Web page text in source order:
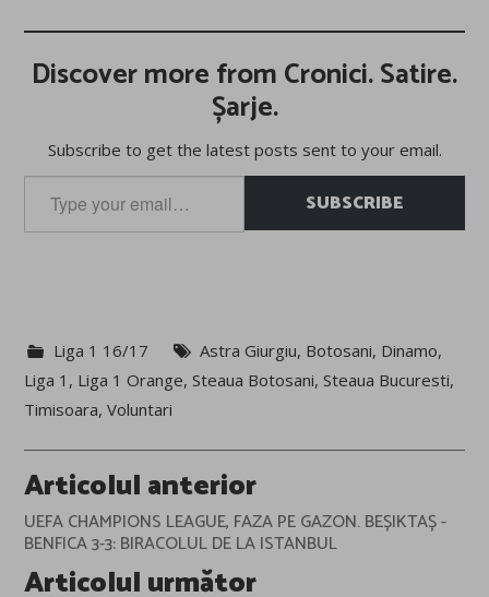
Discover more from Cronici. Satire.
Șarje.
Subscribe to get the latest posts sent to your email.
your
email…
SUBSCRIBE
Liga 1 16/17 Astra Giurgiu, Botosani, Dinamo,
Liga 1 , Liga 1 Orange,Steaua Botosani,Steaua Bucuresti,
Timisoara,Voluntari
Post
navigation
Articolul anterior
UEFA CHAMPIONS LEAGUE, FAZA PE GAZON. BEȘIKTAȘ -
BENFICA 3-3: BIRACOLUL DE LA ISTANBUL
Articolul următor